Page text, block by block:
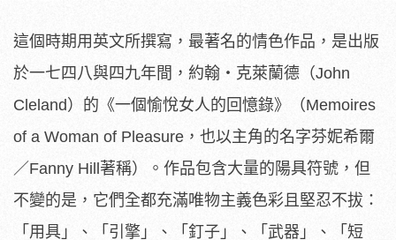
這個時期用英文所撰寫，最著名的情色作品，是出版
於一七四八與四九年間，約翰‧克萊蘭德（John
Cleland）的《一個愉悅女人的回憶錄》（Memoires
of a Woman of Pleasure，也以主角的名字芬妮希爾
／Fanny Hill著稱）。作品包含大量的陽具符號，但
不變的是，它們全都充滿唯物主義色彩且堅忍不拔：
「用具」、「引擎」、「釘子」、「武器」、「短